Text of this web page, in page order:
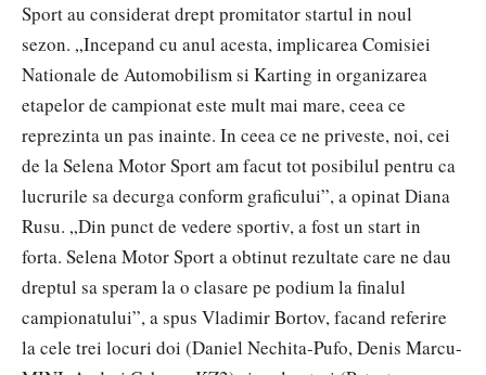
Sport au considerat drept promitator startul in noul
sezon. „Incepand cu anul acesta, implicarea Comisiei
Nationale de Automobilism si Karting in organizarea
etapelor de campionat este mult mai mare, ceea ce
reprezinta un pas inainte. In ceea ce ne priveste, noi, cei
de la Selena Motor Sport am facut tot posibilul pentru ca
lucrurile sa decurga conform graficului”, a opinat Diana
Rusu. „Din punct de vedere sportiv, a fost un start in
forta. Selena Motor Sport a obtinut rezultate care ne dau
dreptul sa speram la o clasare pe podium la finalul
campionatului”, a spus Vladimir Bortov, facand referire
la cele trei locuri doi (Daniel Nechita-Pufo, Denis Marcu-